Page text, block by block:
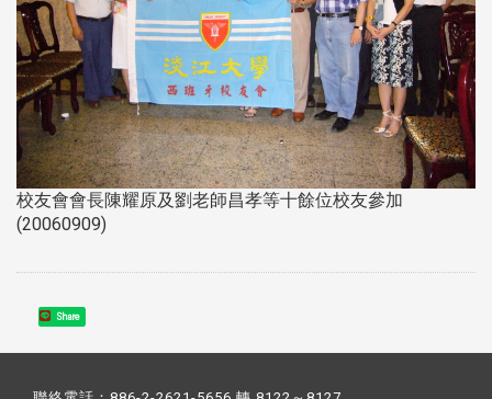
校友會會長陳耀原及劉老師昌孝等十餘位校友參加
(20060909)
Share